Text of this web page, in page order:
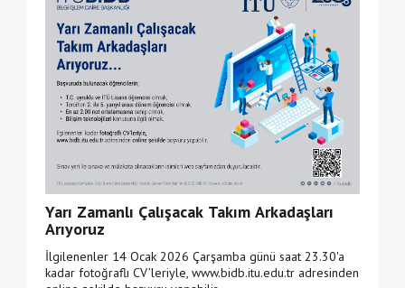
Yarı Zamanlı Çalışacak Takım Arkadaşları
Arıyoruz
İlgilenenler 14 Ocak 2026 Çarşamba günü saat 23.30'a
kadar fotoğraflı CV’leriyle, www.bidb.itu.edu.tr adresinden